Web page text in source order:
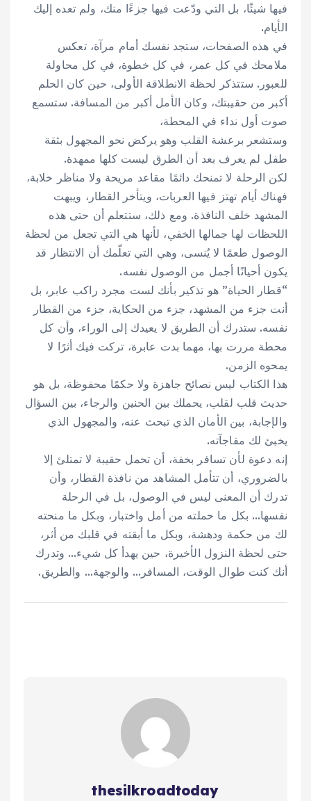
فيها شيئًا، بل التي ودّعت فيها جزءًا منك، ولم تعده إليك
الأيام.
في هذه الصفحات، ستجد نفسك أمام مرآة، تعكس
ملامحك في كل عمر، في كل خطوة، في كل محاولة
للعبور. ستتذكر لحظة الانطلاقة الأولى، حين كان الحلم
أكبر من حقيبتك، وكان الأمل أكبر من المسافة. ستسمع
صوت أول نداء في المحطة،
وستشعر برعشة القلب وهو يركض نحو المجهول بثقة
طفل لم يعرف بعد أن الطرق ليست كلها ممهدة.
لكن الرحلة لا تمنحك دائمًا مقاعد مريحة ولا مناظر خلابة،
فهناك أيام تهتز فيها العربات، ويتأخر القطار، ويبهت
المشهد خلف النافذة. ومع ذلك، ستتعلم أن حتى هذه
اللحظات لها جمالها الخفي، لأنها هي التي تجعل من لحظة
الوصول طعمًا لا يُنسى، وهي التي تعلّمك أن الانتظار قد
يكون أحيانًا أجمل من الوصول نفسه.
“قطار الحياة” هو تذكير بأنك لست مجرد راكب عابر، بل
أنت جزء من المشهد، جزء من الحكاية، جزء من القطار
نفسه. ستدرك أن الطريق لا يعيدك إلى الوراء، وأن كل
محطة مررت بها، مهما بدت عابرة، تركت فيك أثرًا لا
يمحوه الزمن.
هذا الكتاب ليس نصائح جاهزة ولا حكمًا محفوظة، بل هو
حديث قلب لقلب، يحملك بين الحنين والرجاء، بين السؤال
والإجابة، بين الأمان الذي تبحث عنه، والمجهول الذي
يخبئ لك مفاجآته.
إنه دعوة لأن تسافر بخفة، أن تحمل حقيبة لا تمتلئ إلا
بالضروري، أن تتأمل المشاهد من نافذة القطار، وأن
تدرك أن المعنى ليس في الوصول، بل في الرحلة
نفسها… بكل ما حملته من أمل واختبار، وبكل ما منحته
لك من حكمة ودهشة، وبكل ما أبقته في قلبك من أثر،
حتى لحظة النزول الأخيرة، حين يهدأ كل شيء… وتدرك
أنك كنت طوال الوقت، المسافر… والوجهة… والطريق.
thesilkroadtoday